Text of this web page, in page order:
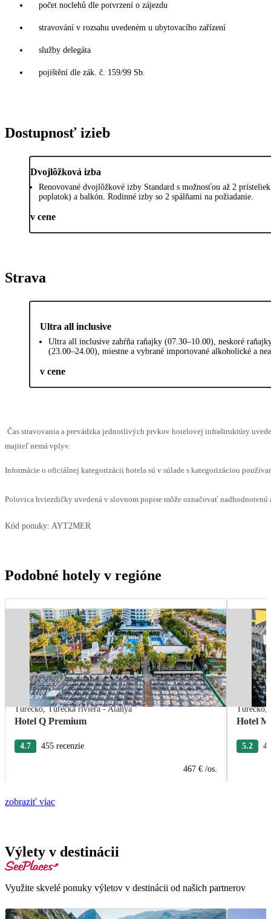
počet noclehů dle potvrzení o zájezdu
stravování v rozsahu uvedeném u ubytovacího zařízení
služby delegáta
pojištění dle zák. č. 159/99 Sb.
Dostupnosť izieb
Dvojlôžková izba
Renovované dvojlôžkové izby Standard s možnosťou až 2
poplatok) a balkón. Rodinné izby so 2 spálňami na požiadanie.
v cene
Strava
Ultra all inclusive
Ultra all inclusive zahŕňa raňajky (07.30–10.00), neskoré
(23.00–24.00), miestne a vybrané importované alkoholické a
v cene
Čas stravovania a prevádzka jednotlivých prvkov hotelovej infraštruktúry
majiteľ nemá vplyv.
Informácie o oficiálnej kategorizácii hotela sú v súlade s kategorizáciou
Polovica hviezdičky uvedená v slovnom popise môže označovať
Kód ponuky: AYT2MER
Podobné hotely v regióne
Turecko,Turecká riviéra - Alanya
Hotel Q Premium
4.7 455 recenzie
467 € /os.
Turecko,
Hotel
5.2
zobraziť viac
Výlety v destinácii
Využite skvelé ponuky výletov v destinácii od našich partnerov